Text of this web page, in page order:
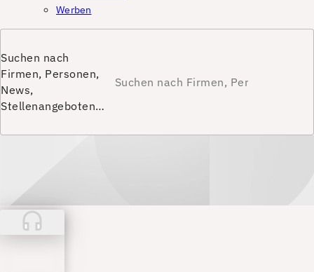
Werben
Suchen nach
Firmen, Personen,
News,
Stellenangeboten…